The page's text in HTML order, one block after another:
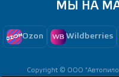
МЫ НА
Ozon Wildberries
Copyright © ООО